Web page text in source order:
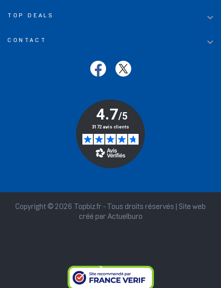
TOP DEALS 
CONTACT 
Copyright © 2026 Topbiz.fr - Tous droits réservés | Site web
créé par Actuelburo